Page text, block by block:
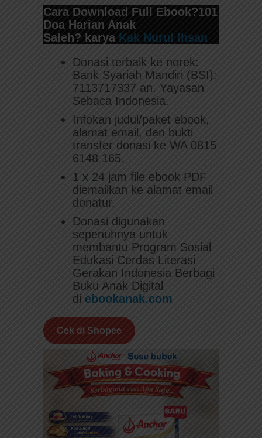
Cara Download Full Ebook?101
Doa Harian Anak
Saleh? karya Kak Nurul Ihsan
Donasi terbaik ke norek:
Bank Syariah Mandiri (BSI):
7113717337 an. Yayasan
Sebaca Indonesia.
Infokan judul/paket ebook,
alamat email, dan bukti
transfer donasi ke WA 0815
6148 165.
1 x 24 jam file ebook PDF
diemailkan ke alamat email
donatur.
Donasi digunakan
sepenuhnya untuk
membantu Program Sosial
Edukasi Cerdas Literasi
Gerakan Indonesia Berbagi
Buku Anak Digital
di ebookanak.com
Cek di Shopee